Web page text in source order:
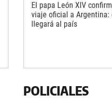
El papa León XIV
viaje oficial a Argentina:
llegará al país
POLICIALES